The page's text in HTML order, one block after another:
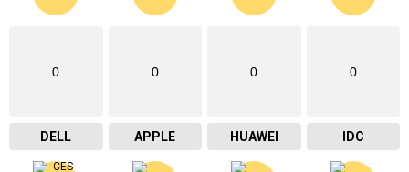
0
DELL
0
APPLE
0
HUAWEI
0
IDC